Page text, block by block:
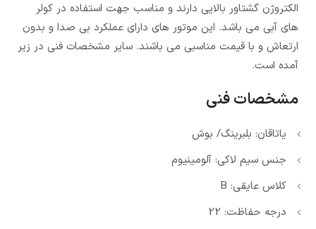
الکتروژن گشتاور بالایی دارند و مناسب جهت استفاده در کولر
های آبی می باشد. این موتور های دارای عملکرد بی صدا و بدون
ارتعاش و با قیمت مناسبی می باشند. سایر مشخصات فنی در زیر
آمده است.
مشخصات فنی
یاتاقان: بلبرینگ/ بوش
جنس سیم لاکی: آلومینیوم
کلاس عایقی: B
درجه حفاظت: 22